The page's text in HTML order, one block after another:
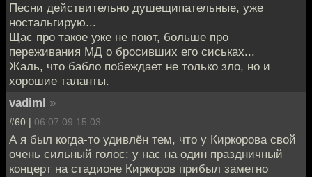
Песни действительно душещипательные, уже
ностальгирую...
Щас про такое уже не поют, больше про
переживания МД о бросивших его сиськах...
Жаль, что бабло побеждает не только зло, но и
хорошие таланты.
vadiml »
#60 | 06.07.09 15:03
А я был когда-то удивлён тем, что у Киркорова свой
очень сильный голос: у нас на один праздничный
концерт на стадионе Киркоров прибыл заметно